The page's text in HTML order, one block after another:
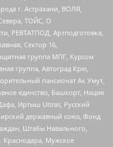
г. Астрахани, ВОЛЯ,
ТОЙС, О
РЕВТАТПОД, Артподготовка,
Сектор 16,
группа МПГ, Курсом
группа, Автоград Крю,
пансионат Ак Умут,
единство, Башкорт, Нация
Иртыш Ultras, Русский
державный союз, Фонд
Штабы Навального,
Краснодара, Мужское